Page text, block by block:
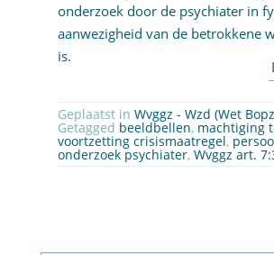
onderzoek door de psychiater in
aanwezigheid van de betrokkene
is.
Geplaatst in Wvggz - Wzd (Wet
Getagged beeldbellen, machtiging
voortzetting crisismaatregel,
onderzoek psychiater, Wvggz art.